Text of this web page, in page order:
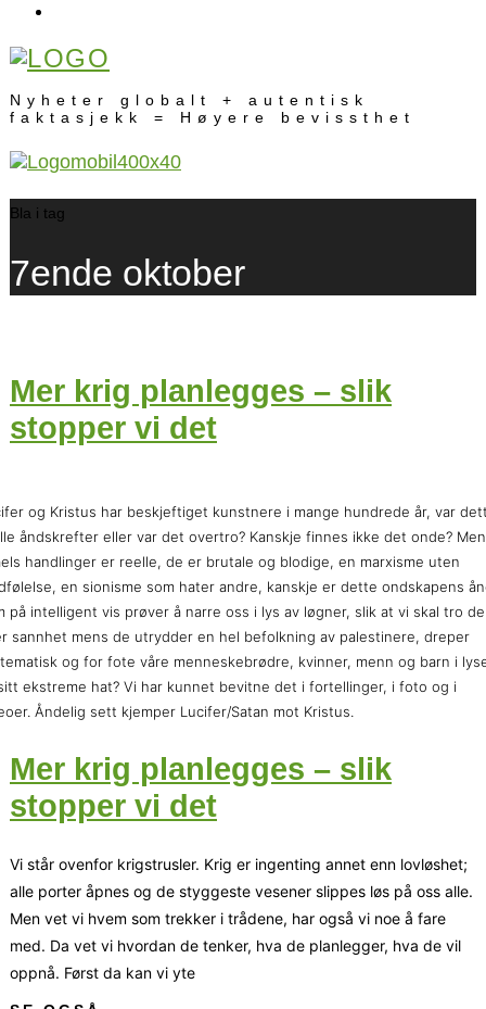
Nyheter globalt + autentisk
faktasjekk = Høyere bevissthet
Bla i tag
7ende oktober
Mer krig planlegges – slik
stopper vi det
og Kristus har beskjeftiget kunstnere i mange hundrede år, var
åndskrefter eller var det overtro? Kanskje finnes ikke det onde? Men
handlinger er reelle, de er brutale og blodige, en marxisme uten
en sionisme som hater andre, kanskje er dette ondskapens
på intelligent vis prøver å narre oss i lys av løgner, slik at vi skal tro de
sannhet mens de utrydder en hel befolkning av palestinere, dreper
og for fote våre menneskebrødre, kvinner, menn og barn i
ekstreme hat? Vi har kunnet bevitne det i fortellinger, i foto og i
Åndelig sett kjemper Lucifer/Satan mot Kristus.
Mer krig planlegges – slik
stopper vi det
Vi står ovenfor krigstrusler. Krig er ingenting annet enn lovløshet;
alle porter åpnes og de styggeste vesener slippes løs på oss alle.
Men vet vi hvem som trekker i trådene, har også vi noe å fare
med. Da vet vi hvordan de tenker, hva de planlegger, hva de vil
oppnå. Først da kan vi yte